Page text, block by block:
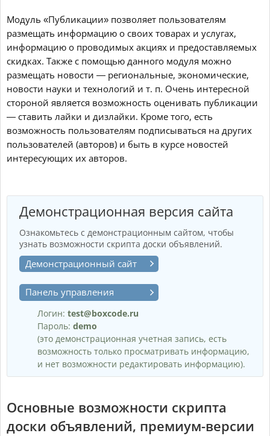
Модуль «Публикации» позволяет пользователям
размещать информацию о своих товарах и услугах,
информацию о проводимых акциях и предоставляемых
скидках. Также с помощью данного модуля можно
размещать новости — региональные, экономические,
новости науки и технологий и т. п. Очень интересной
стороной является возможность оценивать публикации
— ставить лайки и дизлайки. Кроме того, есть
возможность пользователям подписываться на других
пользователей (авторов) и быть в курсе новостей
интересующих их авторов.
Демонстрационная версия сайта
Ознакомьтесь с демонстрационным сайтом, чтобы
узнать возможности скрипта доски объявлений.
Демонстрационный сайт
Панель управления
Логин: test@boxcode.ru
Пароль: demo
(это демонстрационная учетная запись, есть
возможность только просматривать информацию,
и нет возможности редактировать информацию).
Основные возможности скрипта
доски объявлений, премиум-версии